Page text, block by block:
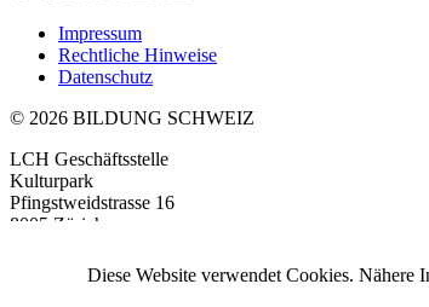
Impressum
Rechtliche Hinweise
Datenschutz
© 2026 BILDUNG SCHWEIZ
LCH Geschäftsstelle
Kulturpark
Pfingstweidstrasse 16
8005 Zürich
@LCH.ch
Diese Website verwendet Cookies. Nähere